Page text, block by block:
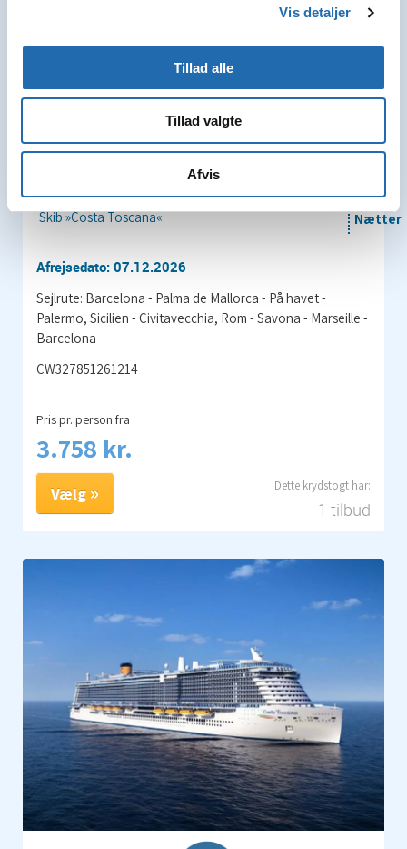
Vis detaljer
Tillad alle
Tillad valgte
Afvis 7
Nætter
Middelhavet 7 nætter fra/til
Skib »Costa Toscana«
Afrejsedato: 07.12.2026
Sejlrute: Barcelona - Palma de Mallorca - På havet -
Palermo, Sicilien - Civitavecchia, Rom - Savona - Marseille -
Barcelona
CW327851261214
Pris pr. person fra
3.758 kr.
1 tilbud
Vælg